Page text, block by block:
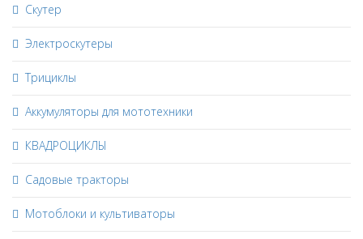
Скутер
Электроскутеры
Трициклы
Аккумуляторы для мототехники
КВАДРОЦИКЛЫ
Садовые тракторы
Мотоблоки и культиваторы